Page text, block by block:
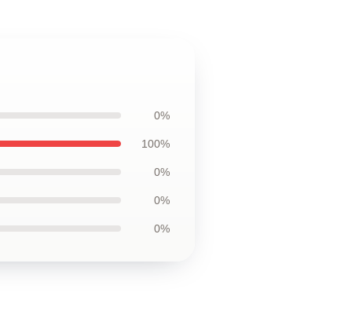
0%
100%
0%
0%
0%